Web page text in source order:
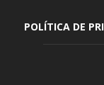
POLÍTICA DE